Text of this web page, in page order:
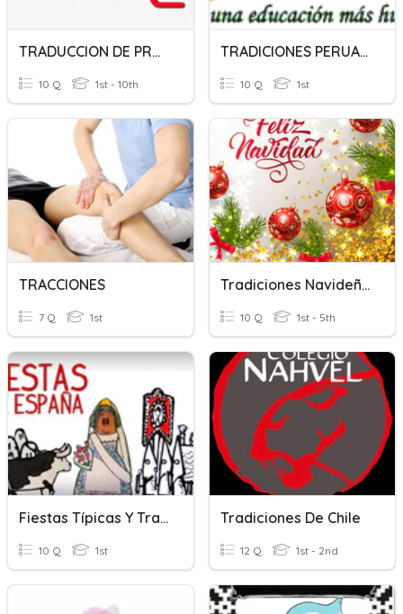
TRADUCCION DE PROTEINAS
10 Q 1st - 10th
TRADICIONES PERUANAS
10 Q 1st
TRACCIONES
7 Q 1st
Tradiciones Navideñas
10 Q 1st - 5th
Fiestas Típicas Y Tradiciones En España
10 Q 1st
Tradiciones De Chile
12 Q 1st - 2nd